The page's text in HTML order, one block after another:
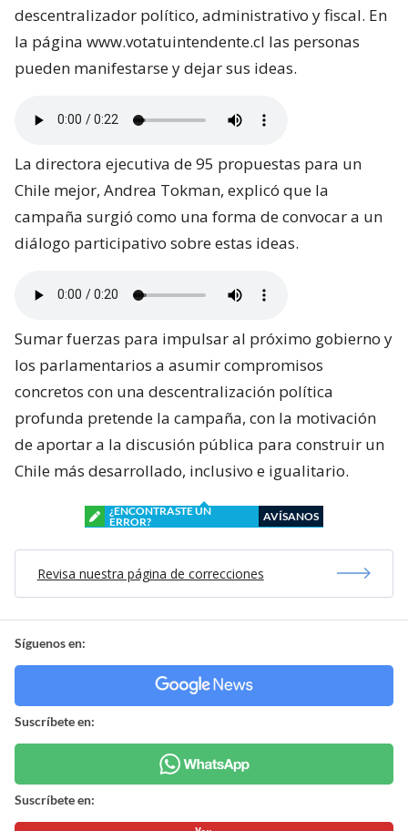
descentralizador político, administrativo y fiscal. En
la página www.votatuintendente.cl las personas
pueden manifestarse y dejar sus ideas.
La directora ejecutiva de 95 propuestas para un
Chile mejor, Andrea Tokman, explicó que la
campaña surgió como una forma de convocar a un
diálogo participativo sobre estas ideas.
Sumar fuerzas para impulsar al próximo gobierno y
los parlamentarios a asumir compromisos
concretos con una descentralización política
profunda pretende la campaña, con la motivación
de aportar a la discusión pública para construir un
Chile más desarrollado, inclusivo e igualitario.
¿ENCONTRASTE UN
ERROR?
AVÍSANOS
Revisa nuestra página de correcciones
Síguenos en:
Suscríbete en:
Suscríbete en: